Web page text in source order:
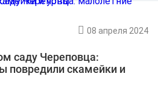
08 апреля 2024
саду Череповца:
повредили скамейки и